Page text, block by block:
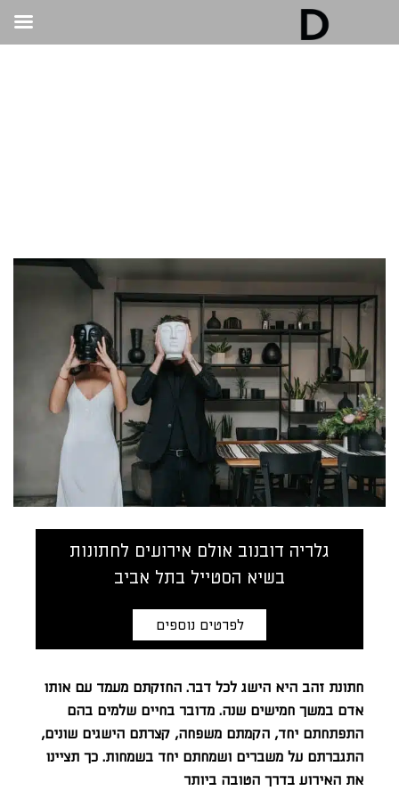
גלריה דובנוב אולם אירועים לחתונות
בשיא הסטייל בתל אביב
לפרטים נוספים
חתונת זהב היא הישג לכל דבר. החזקתם מעמד עם אותו
אדם במשך חמישים שנה. מדובר בחיים שלמים בהם
התפתחתם יחד, הקמתם משפחה, קצרתם הישגים שונים,
התגברתם על משברים ושמחתם יחד בשמחות. כך תציינו
את האירוע בדרך הטובה ביותר